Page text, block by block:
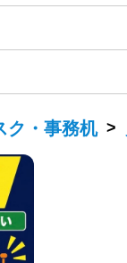
ク・事務机 >